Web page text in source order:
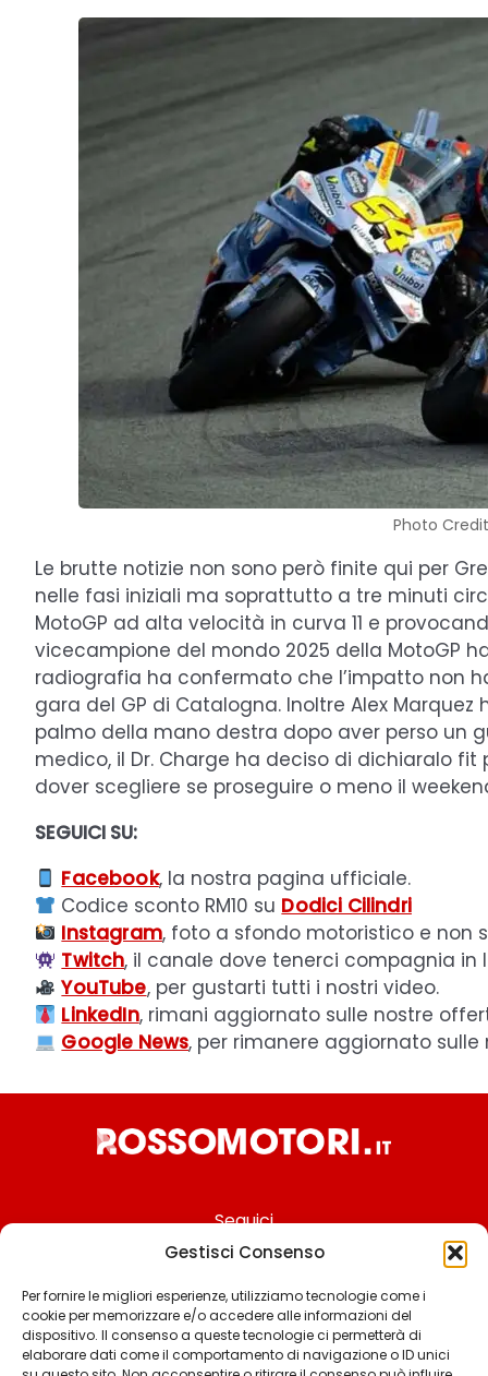
Gestisci Consenso
Per fornire le migliori esperienze, utilizziamo tecnologie come i
cookie per memorizzare e/o accedere alle informazioni del
dispositivo. Il consenso a queste tecnologie ci permetterà di
elaborare dati come il comportamento di navigazione o ID unici
Photo
Le brutte notizie non sono però finite qui per
nelle fasi iniziali ma soprattutto a tre minuti
MotoGP ad alta velocità in curva 11 e
vicecampione del mondo 2025 della MotoGP
radiografia ha confermato che l’impatto non
gara del GP di Catalogna. Inoltre Alex
palmo della mano destra dopo aver perso un
medico, il Dr. Charge ha deciso di dichiaralo fit
dover scegliere se proseguire o meno il
SEGUICI SU:
Facebook, la nostra pagina ufficiale.
Codice sconto RM10 su Dodici Cilindri
Instagram, foto a sfondo motoristico e non
Twitch, il canale dove tenerci compagnia in
YouTube, per gustarti tutti i nostri video.
LinkedIn, rimani aggiornato sulle nostre
Google News, per rimanere aggiornato
Seguici
Chi siamo
Contattaci